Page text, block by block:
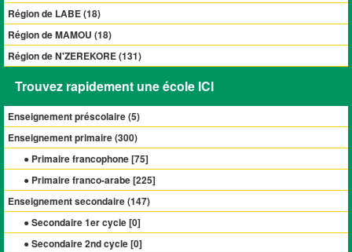
Région de LABE (18)
Région de MAMOU (18)
Région de N'ZEREKORE (131)
Trouvez rapidement une école ICI
Enseignement préscolaire (5)
Enseignement primaire (300)
● Primaire francophone [75]
● Primaire franco-arabe [225]
Enseignement secondaire (147)
● Secondaire 1er cycle [0]
● Secondaire 2nd cycle [0]